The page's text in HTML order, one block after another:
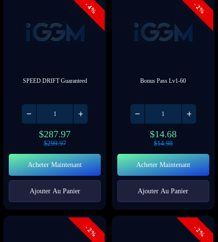
- 4%
SPEED DRIFT Guaranteed
$287.97
$299.97
Acheter Maintenant
Ajouter Au Panier
- 2%
Bonus Pass Lv1-60
$14.68
$14.98
Acheter Maintenant
Ajouter Au Panier
- 2% - 2%